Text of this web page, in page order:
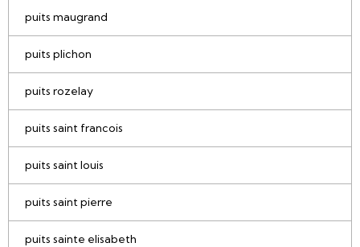
puits maugrand
puits plichon
puits rozelay
puits saint francois
puits saint louis
puits saint pierre
puits sainte elisabeth